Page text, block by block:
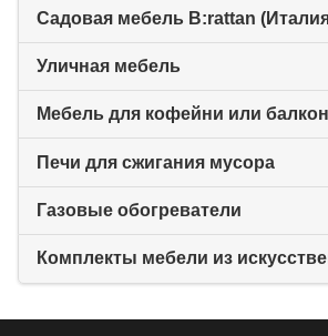
Садовая мебель B:rattan
Уличная мебель
Мебель для кофейни или
Печи для сжигания мусора
Газовые обогреватели